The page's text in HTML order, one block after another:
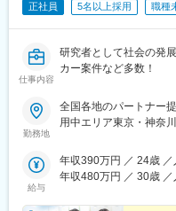
正社員 5名以上採用 職種
仕事内容
研究者として社会の発
カー案件など多数！
勤務地
全国各地のパートナー
用中エリア東京・神奈
プロジェクトを用意。※
す。※U・Iターン歓迎！
好きな場所で研究をし
給与
年収390万円 ／ 24歳 ／
年収480万円 ／ 30歳 ／